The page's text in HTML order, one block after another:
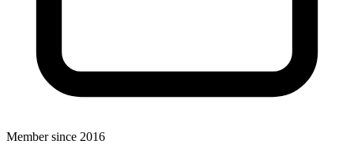
Member since 2016